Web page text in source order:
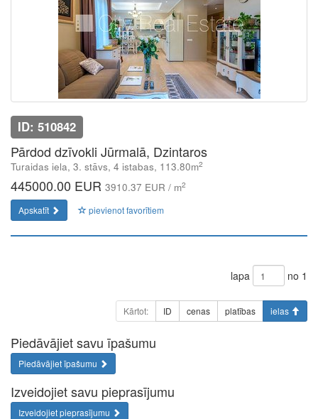
ID: 510842
Pārdod dzīvokli Jūrmalā, Dzintaros
Turaidas iela, 3. stāvs, 4 istabas, 113.80m2
445000.00 EUR 3910.37 EUR / m2
Apskatīt pievienot favorītiem
lapa no 1
Kārtot: ID cenas platības ielas
Piedāvājiet savu īpašumu
Piedāvājiet īpašumu
Izveidojiet savu pieprasījumu
Izveidojiet pieprasījumu